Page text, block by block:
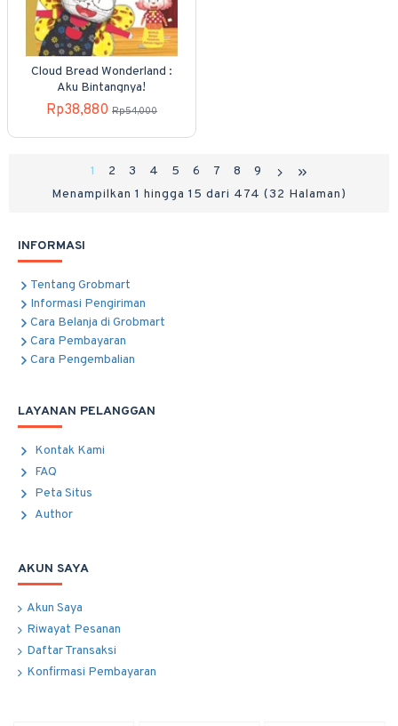
Cloud Bread Wonderland :
Aku Bintangnya!
Rp38,880 Rp54,000
1 2 3 4 5 6 7 8
9
Menampilkan 1 hingga 15 dari 474 (32 Halaman)
INFORMASI
Tentang Grobmart
Informasi Pengiriman
Cara Belanja di Grobmart
Cara Pembayaran
Cara Pengembalian
LAYANAN PELANGGAN
Kontak Kami
FAQ
Peta Situs
Author
AKUN SAYA
Akun Saya
Riwayat Pesanan
Daftar Transaksi
Konfirmasi Pembayaran